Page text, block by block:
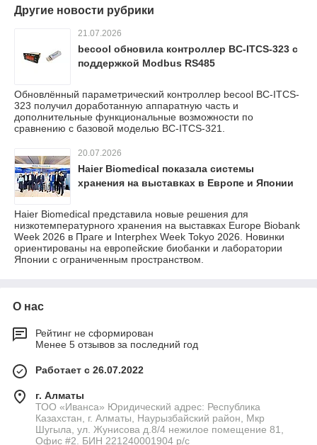
Другие новости рубрики
21.07.2026
becool обновила контроллер BC-ITCS-323 с
поддержкой Modbus RS485
Обновлённый параметрический контроллер becool BC-ITCS-
323 получил доработанную аппаратную часть и
дополнительные функциональные возможности по
сравнению с базовой моделью BC-ITCS-321.
20.07.2026
Haier Biomedical показала системы
хранения на выставках в Европе и Японии
Haier Biomedical представила новые решения для
низкотемпературного хранения на выставках Europe Biobank
Week 2026 в Праге и Interphex Week Tokyo 2026. Новинки
ориентированы на европейские биобанки и лаборатории
Японии с ограниченным пространством.
О нас
Рейтинг не сформирован
Менее 5 отзывов за последний год
Работает с 26.07.2022
г. Алматы
ТОО «Иванса» Юридический адрес: Республика
Казахстан, г. Алматы, Наурызбайский район, Мкр
Шугыла, ул. Жунисова д.8/4 нежилое помещение 81,
Офис #2. БИН 221240001904 р/с